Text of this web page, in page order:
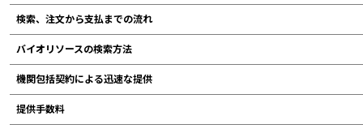
検索、注文から支払までの流れ
バイオリソースの検索方法
機関包括契約による迅速な提供
提供手数料